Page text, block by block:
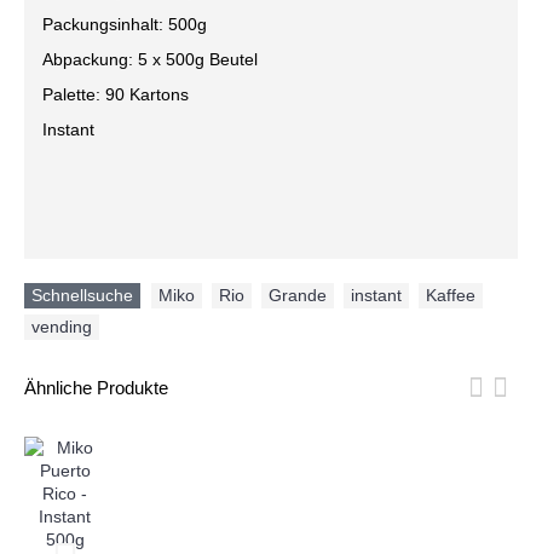
Packungsinhalt: 500g
Abpackung: 5 x 500g Beutel
Palette: 90 Kartons
Instant
Schnellsuche Miko Rio Grande instant Kaffee
vending
Ähnliche Produkte